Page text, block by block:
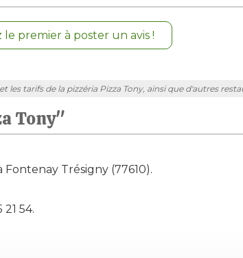
le premier à poster un avis !
tarifs de la pizzéria Pizza Tony, ainsi que d'autres
Tony"
Trésigny (77610).
54.